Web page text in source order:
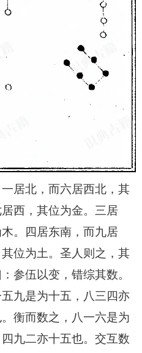
北，而六居西北，其
西，其位为金。三居
。四居东南，而九居
位为土。圣人则之，其
参伍以变，错综其数。
九是为十五，八三四亦
衡而数之，八一六是为
九二亦十五也。交互数